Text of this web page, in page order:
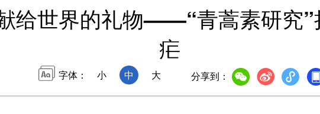
给世界的礼物——“青蒿素研究”
疟
字体： 小 中 大 分享到：